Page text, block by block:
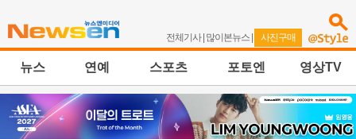
전체기사| 많이본뉴스 | 사진구매
뉴스 연예 스포츠 포토엔 영상TV